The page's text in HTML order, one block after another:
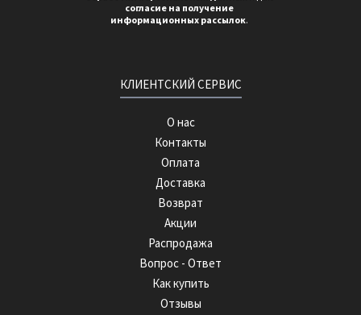
КЛИЕНТСКИЙ СЕРВИС
О нас
Контакты
Оплата
Доставка
Возврат
Акции
Распродажа
Вопрос - Ответ
Как купить
Отзывы
согласие на получение
информационных рассылок.